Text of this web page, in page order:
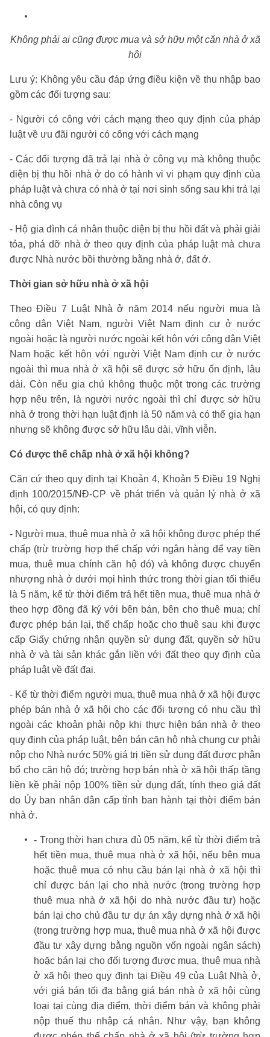
Không phải ai cũng được mua và sở hữu một căn nhà ở xã
hội
Lưu ý: Không yêu cầu đáp ứng điều kiện về thu nhập bao
gồm các đối tượng sau:
- Người có công với cách mạng theo quy định của pháp
luật về ưu đãi người có công với cách mạng
- Các đối tượng đã trả lại nhà ở công vụ mà không thuộc
diện bị thu hồi nhà ở do có hành vi vi phạm quy định của
pháp luật và chưa có nhà ở tại nơi sinh sống sau khi trả lại
nhà công vụ
- Hộ gia đình cá nhân thuộc diện bị thu hồi đất và phải giải
tỏa, phá dỡ nhà ở theo quy định của pháp luật mà chưa
được Nhà nước bồi thường bằng nhà ở, đất ở.
Thời gian sở hữu nhà ở xã hội
Theo Điều 7 Luật Nhà ở năm 2014 nếu người mua là
công dân Việt Nam, người Việt Nam định cư ở nước
ngoài hoặc là người nước ngoài kết hôn với công dân Việt
Nam hoặc kết hôn với người Việt Nam định cư ở nước
ngoài thì mua nhà ở xã hội sẽ được sở hữu ổn định, lâu
dài. Còn nếu gia chủ không thuộc một trong các trường
hợp nêu trên, là người nước ngoài thì chỉ được sở hữu
nhà ở trong thời hạn luật định là 50 năm và có thể gia hạn
nhưng sẽ không được sở hữu lâu dài, vĩnh viễn.
Có được thế chấp nhà ở xã hội không?
Căn cứ theo quy định tại Khoản 4, Khoản 5 Điều 19 Nghị
định 100/2015/NĐ-CP về phát triển và quản lý nhà ở xã
hội, có quy định:
- Người mua, thuê mua nhà ở xã hội không được phép thế
chấp (trừ trường hợp thế chấp với ngân hàng để vay tiền
mua, thuê mua chính căn hộ đó) và không được chuyển
nhượng nhà ở dưới mọi hình thức trong thời gian tối thiểu
là 5 năm, kể từ thời điểm trả hết tiền mua, thuê mua nhà ở
theo hợp đồng đã ký với bên bán, bên cho thuê mua; chỉ
được phép bán lại, thế chấp hoặc cho thuê sau khi được
cấp Giấy chứng nhận quyền sử dụng đất, quyền sở hữu
nhà ở và tài sản khác gắn liền với đất theo quy định của
pháp luật về đất đai.
- Kể từ thời điểm người mua, thuê mua nhà ở xã hội được
phép bán nhà ở xã hội cho các đối tượng có nhu cầu thì
ngoài các khoản phải nộp khi thực hiện bán nhà ở theo
quy định của pháp luật, bên bán căn hộ nhà chung cư phải
nộp cho Nhà nước 50% giá trị tiền sử dụng đất được phân
bổ cho căn hộ đó; trường hợp bán nhà ở xã hội thấp tầng
liền kề phải nộp 100% tiền sử dụng đất, tính theo giá đất
do Ủy ban nhân dân cấp tỉnh ban hành tại thời điểm bán
nhà ở.
- Trong thời hạn chưa đủ 05 năm, kể từ thời điểm trả
hết tiền mua, thuê mua nhà ở xã hội, nếu bên mua
hoặc thuê mua có nhu cầu bán lại nhà ở xã hội thì
chỉ được bán lại cho nhà nước (trong trường hợp
thuê mua nhà ở xã hội do nhà nước đầu tư) hoặc
bán lại cho chủ đầu tư dự án xây dựng nhà ở xã hội
(trong trường hợp mua, thuê mua nhà ở xã hội được
đầu tư xây dựng bằng nguồn vốn ngoài ngân sách)
hoặc bán lại cho đối tượng được mua, thuê mua nhà
ở xã hội theo quy định tại Điều 49 của Luật Nhà ở,
với giá bán tối đa bằng giá bán nhà ở xã hội cùng
loại tại cùng địa điểm, thời điểm bán và không phải
nộp thuế thu nhập cá nhân. Như vậy, bạn không